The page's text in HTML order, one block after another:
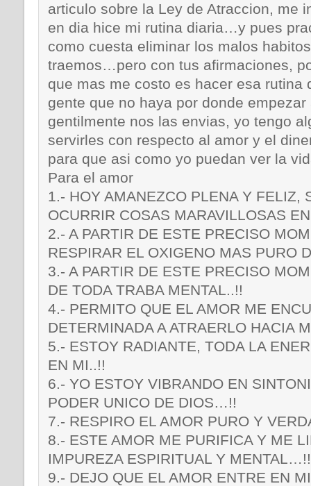
articulo sobre la Ley de Atraccion, me
en dia hice mi rutina diaria…y pues
como cuesta eliminar los malos
traemos…pero con tus afirmaciones,
que mas me costo es hacer esa rutina
gente que no haya por donde
gentilmente nos las envias, yo tengo
servirles con respecto al amor y el
para que asi como yo puedan ver la
Para el amor
1.- HOY AMANEZCO PLENA Y FELIZ,
OCURRIR COSAS MARAVILLOSAS
2.- A PARTIR DE ESTE PRECISO
RESPIRAR EL OXIGENO MAS PURO
3.- A PARTIR DE ESTE PRECISO
DE TODA TRABA MENTAL..!!
4.- PERMITO QUE EL AMOR ME
DETERMINADA A ATRAERLO HACIA
5.- ESTOY RADIANTE, TODA LA
EN MI..!!
6.- YO ESTOY VIBRANDO EN
PODER UNICO DE DIOS…!!
7.- RESPIRO EL AMOR PURO Y
8.- ESTE AMOR ME PURIFICA Y ME
IMPUREZA ESPIRITUAL Y MENTAL…!!
9.- DEJO QUE EL AMOR ENTRE EN